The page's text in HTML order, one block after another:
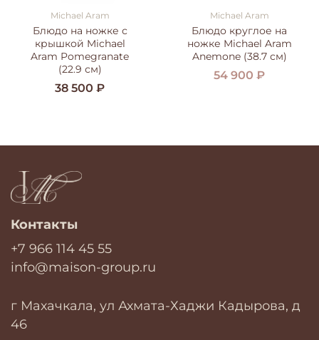
Michael Aram
Блюдо на ножке с
крышкой Michael
Aram Pomegranate
(22.9 см)
38 500 ₽
Michael Aram
Блюдо круглое на
ножке Michael Aram
Anemone (38.7 см)
54 900 ₽
Контакты
+7 966 114 45 55
info@maison-group.ru
г Махачкала, ул Ахмата-Хаджи Кадырова, д
46